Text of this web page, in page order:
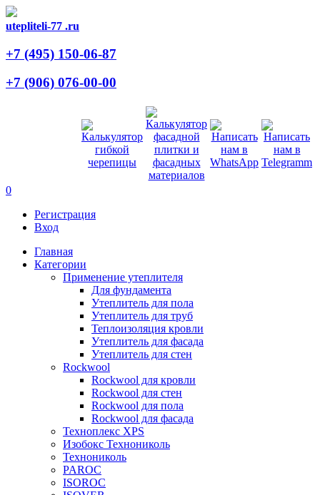
utepliteli-77 .ru
+7 (495) 150-06-87
+7 (906) 076-00-00
0
Регистрация
Вход
Главная
Категории
Применение утеплителя
Для фундамента
Утеплитель для пола
Утеплитель для труб
Теплоизоляция кровли
Утеплитель для фасада
Утеплитель для стен
Rockwool
Rockwool для кровли
Rockwool для стен
Rockwool для пола
Rockwool для фасада
Техноплекс XPS
Изобокс Технониколь
Технониколь
PAROC
ISOROC